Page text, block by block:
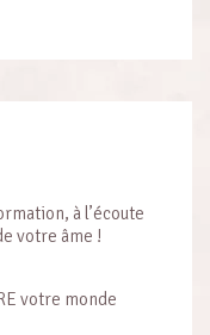
à l’écoute
votre âme !
votre monde